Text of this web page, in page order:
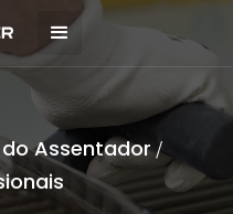
Assentador/